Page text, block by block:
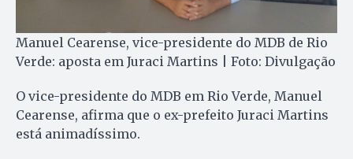
Manuel Cearense, vice-presidente do MDB de Rio
Verde: aposta em Juraci Martins | Foto: Divulgação
O vice-presidente do MDB em Rio Verde, Manuel
Cearense, afirma que o ex-prefeito Juraci Martins
está animadíssimo.